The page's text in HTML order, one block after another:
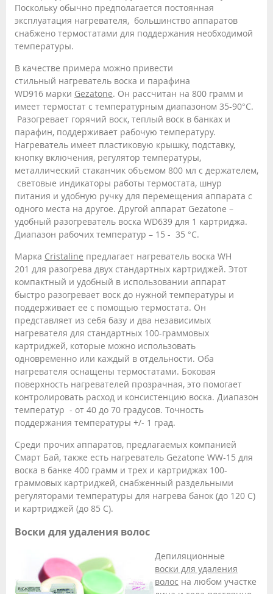
Поскольку обычно предполагается постоянная
эксплуатация нагревателя, большинство аппаратов
снабжено термостатами для поддержания необходимой
температуры.
В качестве примера можно привести
стильный нагреватель воска и парафина
WD916 марки Gezatone. Он рассчитан на 800 грамм и
имеет термостат с температурным диапазоном 35-90°С.
Разогревает горячий воск, теплый воск в банках и
парафин, поддерживает рабочую температуру.
Нагреватель имеет пластиковую крышку, подставку,
кнопку включения, регулятор температуры,
металлический стаканчик объемом 800 мл с держателем,
световые индикаторы работы термостата, шнур
питания и удобную ручку для перемещения аппарата с
одного места на другое. Другой аппарат Gezatone –
удобный разогреватель воска WD639 для 1 картриджа.
Диапазон рабочих температур – 15 - 35 °С.
Марка Cristaline предлагает нагреватель воска WH
201 для разогрева двух стандартных картриджей. Этот
компактный и удобный в использовании аппарат
быстро разогревает воск до нужной температуры и
поддерживает ее с помощью термостата. Он
представляет из себя базу и два независимых
нагревателя для стандартных 100-граммовых
картриджей, которые можно использовать
одновременно или каждый в отдельности. Оба
нагревателя оснащены термостатами. Боковая
поверхность нагревателей прозрачная, это помогает
контролировать расход и консистенцию воска. Диапазон
температур - от 40 до 70 градусов. Точность
поддержания температуры +/- 1 град.
Среди прочих аппаратов, предлагаемых компанией
Смарт Бай, также есть нагреватель Gezatone WW-15 для
воска в банке 400 грамм и трех и картриджах 100-
граммовых картриджей, снабженный раздельными
регуляторами температуры для нагрева банок (до 120 С)
и картриджей (до 85 С).
Воски для удаления волос
Депиляционные
воски для удаления
волос на любом участке